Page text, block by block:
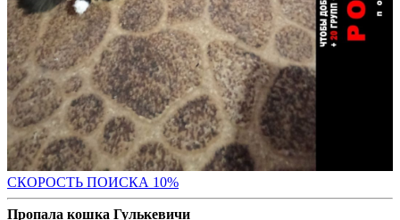
СКОРОСТЬ ПОИСКА 10%
Пропала кошка Гулькевичи